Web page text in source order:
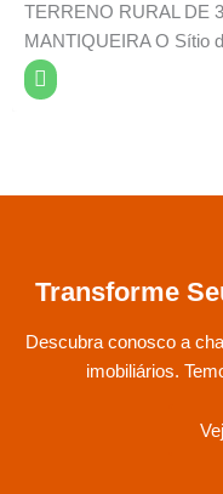
TERRENO RURAL DE
MANTIQUEIRA O Sítio
E
n
Transforme
Descubra conosco a
imobiliários.